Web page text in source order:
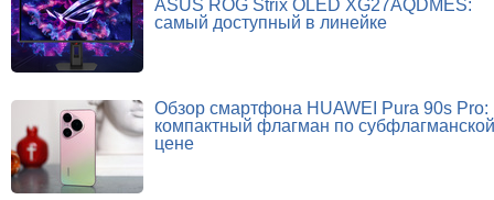
ASUS ROG Strix OLED XG27AQDMES:
самый доступный в линейке
Обзор смартфона HUAWEI Pura 90s Pro:
компактный флагман по субфлагманской
цене